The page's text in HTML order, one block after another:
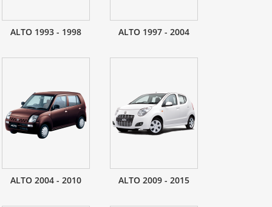
ALTO 1993 - 1998 ALTO 1997 - 2004
ALTO 2004 - 2010 ALTO 2009 - 2015